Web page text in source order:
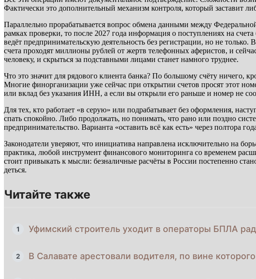
Фактически это дополнительный механизм контроля, который заставит
Параллельно прорабатывается вопрос обмена данными между
рамках проверки, то после 2027 года информация о поступлениях на
ведёт предпринимательскую деятельность без регистрации, но не
счета проходят миллионы рублей от жертв телефонных аферистов, и
человеку, и скрыться за подставными лицами станет намного труднее.
Что это значит для рядового клиента банка? По большому счёту ничего,
Многие финорганизации уже сейчас при открытии счетов просят этот
или вклад без указания ИНН, а если вы открыли его раньше и номер не
Для тех, кто работает «в серую» или подрабатывает без оформления,
спать спокойно. Либо продолжать, но понимать, что рано или поздно
предпринимательство. Варианта «оставить всё как есть» через полтора
Законодатели уверяют, что инициатива направлена исключительно на
практика, любой инструмент финансового мониторинга со временем
стоит привыкать к мысли: безналичные расчёты в России постепенно
деться.
Читайте также
1 Уфимский строитель уходит в операторы БПЛА
2 В Салавате арестовали водителя, по вине